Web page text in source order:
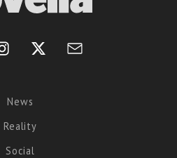
News
Reality
Social